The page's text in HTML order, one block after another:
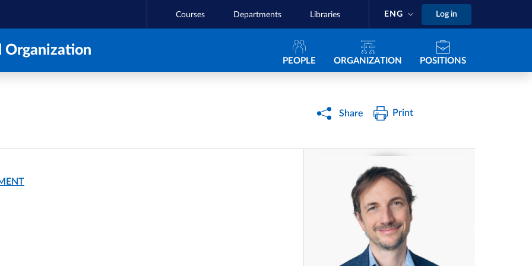
Courses Departments Libraries ENG Log in
Organization Navigazione principale
PEOPLE ORGANIZATION POSITIONS
Share Print